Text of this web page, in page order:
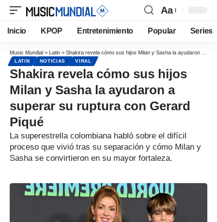
Aa
Inicio KPOP Entretenimiento Popular Series
Music Mundial > Latin > Shakira revela cómo sus hijos Milan y Sasha la ayudaron a superar su ruptura con Gerard Piqué
LATIN NOTICIAS VIRAL
Shakira revela cómo sus hijos
Milan y Sasha la ayudaron a
superar su ruptura con Gerard
Piqué
La superestrella colombiana habló sobre el difícil
proceso que vivió tras su separación y cómo Milan y
Sasha se convirtieron en su mayor fortaleza.